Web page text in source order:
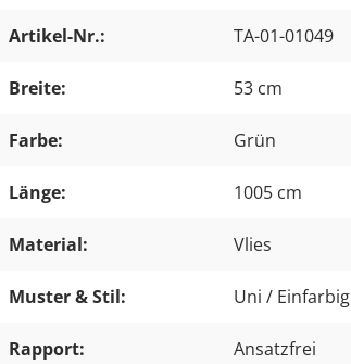
Artikel-Nr.: TA-01-01049
Breite: 53 cm
Farbe: Grün
Länge: 1005 cm
Material: Vlies
Muster & Stil: Uni / Einfarbig
Rapport: Ansatzfrei